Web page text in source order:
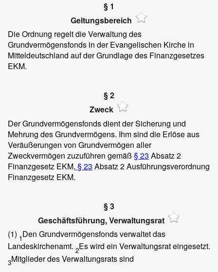
§ 1
Geltungsbereich
Die Ordnung regelt die Verwaltung des
Grundvermögensfonds in der Evangelischen Kirche in
Mitteldeutschland auf der Grundlage des Finanzgesetzes
EKM.
§ 2
Zweck
Der Grundvermögensfonds dient der Sicherung und
Mehrung des Grundvermögens. Ihm sind die Erlöse aus
Veräußerungen von Grundvermögen aller
Zweckvermögen zuzuführen gemäß § 23 Absatz 2
Finanzgesetz EKM, § 23 Absatz 2 Ausführungsverordnung
Finanzgesetz EKM.
§ 3
Geschäftsführung, Verwaltungsrat
(1) 1Den Grundvermögensfonds verwaltet das
Landeskirchenamt. 2Es wird ein Verwaltungsrat eingesetzt.
3Mitglieder des Verwaltungsrats sind